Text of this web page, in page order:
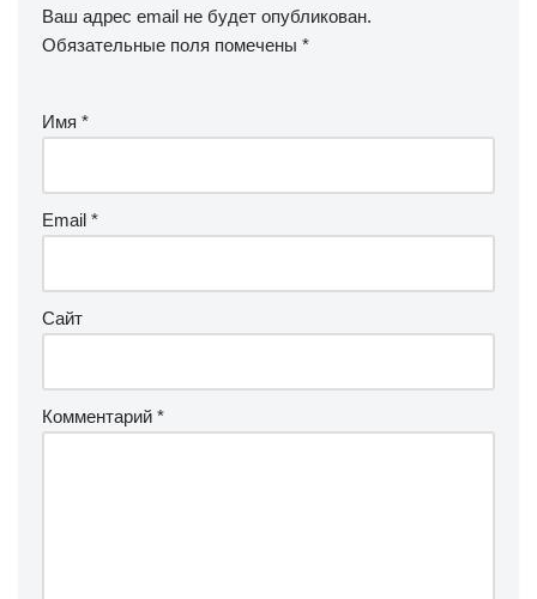
Ваш адрес email не будет опубликован.
Обязательные поля помечены *
Имя *
Email *
Сайт
Комментарий *